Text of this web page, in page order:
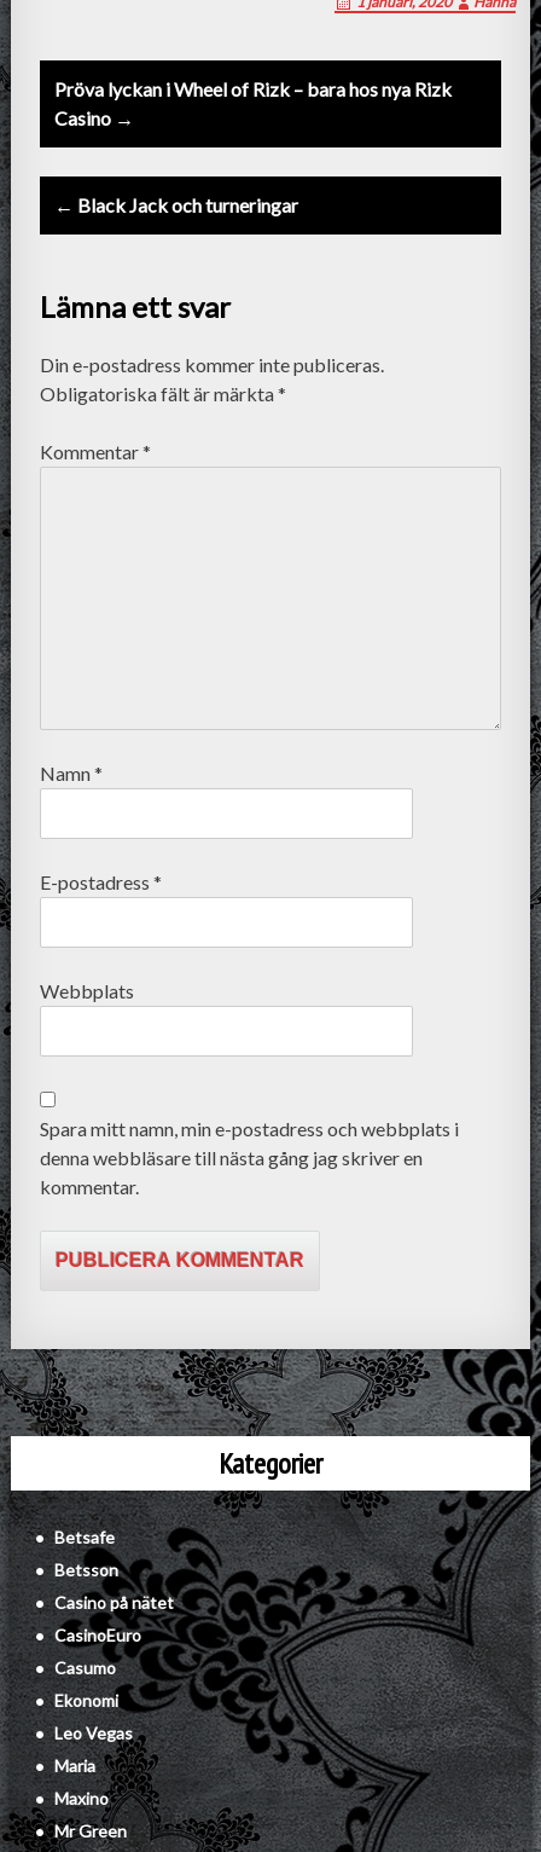
Post
navigation
Pröva lyckan i Wheel of Rizk – bara hos nya Rizk
Casino →
← Black Jack och turneringar
Lämna ett svar
Din e-postadress kommer inte publiceras.
Obligatoriska fält är märkta*
Kommentar*
Namn*
E-postadress *
Webbplats
Spara mitt namn, min e-postadress och webbplats i
denna webbläsare till nästa gång jag skriver en
kommentar.
l
t
e
a
t
i
v
e
:
Kategorier
Betsafe
Betsson
Casino på nätet
CasinoEuro
Casumo
Ekonomi
Leo Vegas
Maria
Maxino
Mr Green